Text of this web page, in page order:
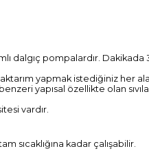
dalgıç pompalardır.
yapmak istediğiniz her
yapısal özellikte olan
vardır.
sıcaklığına kadar çalışabilir.